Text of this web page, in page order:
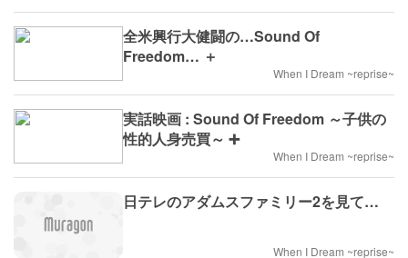
全米興行大健闘の…Sound Of
Freedom… ＋
When I Dream ~reprise~
実話映画 : Sound Of Freedom ～子供の
性的人身売買～ ➕
When I Dream ~reprise~
日テレのアダムスファミリー2を見て…
When I Dream ~reprise~